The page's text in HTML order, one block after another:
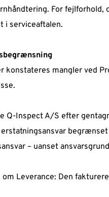
For
i serviceaftalen.
konstateres mangler ved
Q-Inspect A/S efter
– uanset
om Leverance: Den